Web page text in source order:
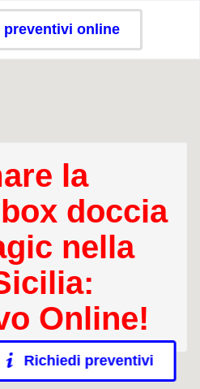
preventivi online
la
doccia
nella
Online!
Richiedi preventivi